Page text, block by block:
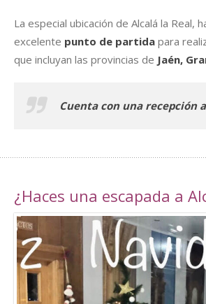
La especial ubicación de Alcalá la Real,
excelente punto de partida para
que incluyan las provincias de Jaén,
Cuenta con una recepción